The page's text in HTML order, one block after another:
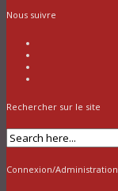
Nous suivre
Rechercher sur le site
Connexion/Administration